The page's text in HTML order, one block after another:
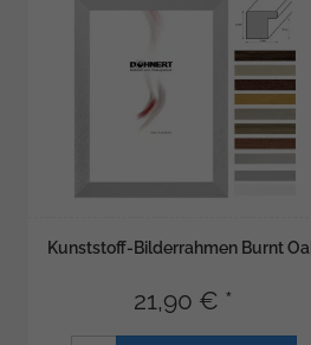
Kunststoff-Bilderrahmen Burnt
21,90 € *